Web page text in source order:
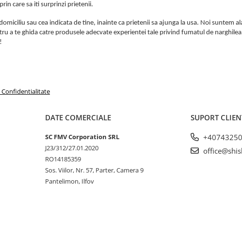
care sa iti surprinzi prietenii.
sau cea indicata de tine, inainte ca prietenii sa ajunga la usa. Noi suntem
a te ghida catre produsele adecvate experientei tale privind fumatul de
Confidentialitate
DATE COMERCIALE
SC FMV Corporation SRL
J23/312/27.01.2020
RO14185359
Sos. Viilor, Nr. 57, Parter, Camera 9
Pantelimon, Ilfov
SUPORT